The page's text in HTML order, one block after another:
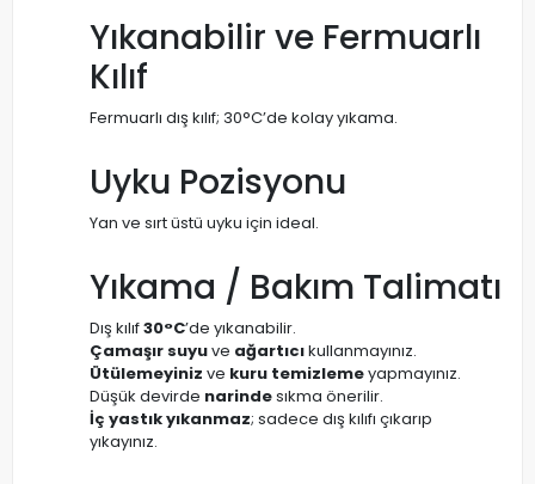
Yıkanabilir ve Fermuarlı
Kılıf
Fermuarlı dış kılıf; 30°C’de kolay yıkama.
Uyku Pozisyonu
Yan ve sırt üstü uyku için ideal.
Yıkama / Bakım Talimatı
Dış kılıf30°C’de yıkanabilir.
Çamaşır suyuve ağartıcıkullanmayınız.
Ütülemeyiniz ve kuru temizlemeyapmayınız.
Düşük devirde narindesıkma önerilir.
İç yastık yıkanmaz; sadece dış kılıfı çıkarıp
yıkayınız.